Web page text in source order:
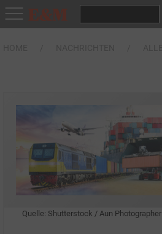
Quelle: Shutterstock / Aun Photographer